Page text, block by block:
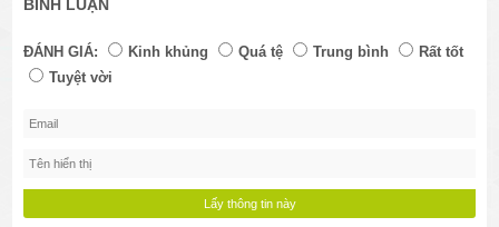
BÌNH LUẬN
ĐÁNH GIÁ: Kinh khủng Quá tệ Trung bình
Rất tốt
Tuyệt vời